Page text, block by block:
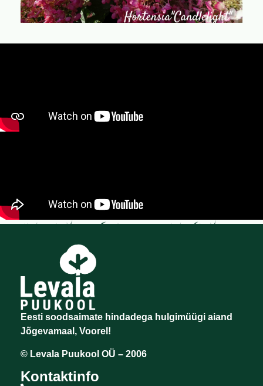
Eesti soodsaimate hindadega hulgimüügi aiand
Jõgevamaal, Voorel!
© Levala Puukool OÜ – 2006
Kontaktinfo